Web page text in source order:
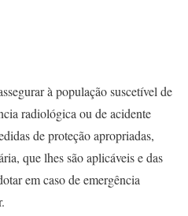
à população suscetível de
radiológica ou de acidente
de proteção apropriadas,
que lhes são aplicáveis e das
em caso de emergência